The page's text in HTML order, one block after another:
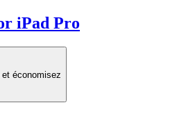
iPad Pro
économisez